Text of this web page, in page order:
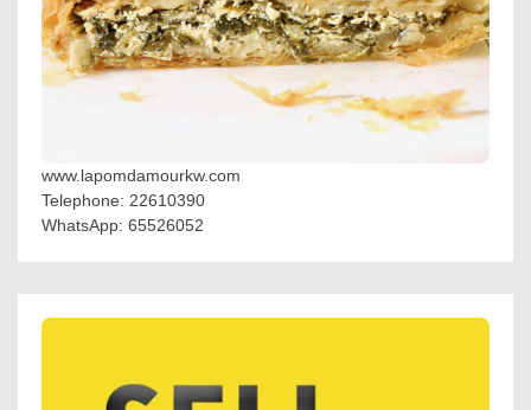
www.lapomdamourkw.com
Telephone: 22610390
WhatsApp: 65526052